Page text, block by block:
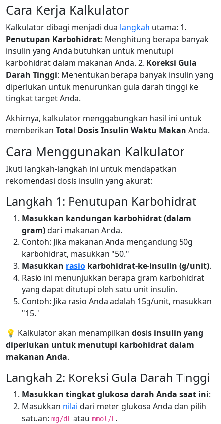
Cara Kerja Kalkulator
Kalkulator dibagi menjadi dua langkah utama: 1.
Penutupan Karbohidrat: Menghitung berapa banyak
insulin yang Anda butuhkan untuk menutupi
karbohidrat dalam makanan Anda. 2. Koreksi Gula
Darah Tinggi: Menentukan berapa banyak insulin yang
diperlukan untuk menurunkan gula darah tinggi ke
tingkat target Anda.
Akhirnya, kalkulator menggabungkan hasil ini untuk
memberikan Total Dosis Insulin Waktu Makan Anda.
Cara Menggunakan Kalkulator
Ikuti langkah-langkah ini untuk mendapatkan
rekomendasi dosis insulin yang akurat:
Langkah 1: Penutupan Karbohidrat
Masukkan kandungan karbohidrat (dalam
gram)dari makanan Anda.
Contoh: Jika makanan Anda mengandung 50g
karbohidrat, masukkan "50."
Masukkan rasio karbohidrat-ke-insulin (g/unit).
Rasio ini menunjukkan berapa gram karbohidrat
yang dapat ditutupi oleh satu unit insulin.
Contoh: Jika rasio Anda adalah 15g/unit, masukkan
"15."
💡 Kalkulator akan menampilkan dosis insulin yang
diperlukan untuk menutupi karbohidrat dalam
makanan Anda.
Langkah 2: Koreksi Gula Darah Tinggi
Masukkan tingkat glukosa darah Anda saat ini:
Masukkan nilai dari meter glukosa Anda dan pilih
satuan: mg/dL atau mmol/L .